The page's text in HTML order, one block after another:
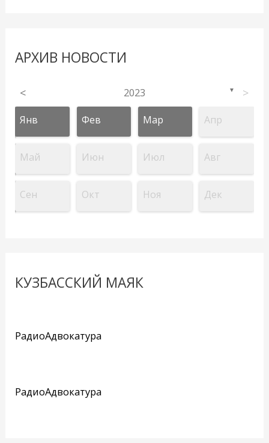
АРХИВ НОВОСТИ
< 2023 ▼ >
Янв Фев Мар Апр
Май Июн Июл Авг
Сен Окт Ноя Дек
КУЗБАССКИЙ МАЯК
РадиоАдвокатура
РадиоАдвокатура